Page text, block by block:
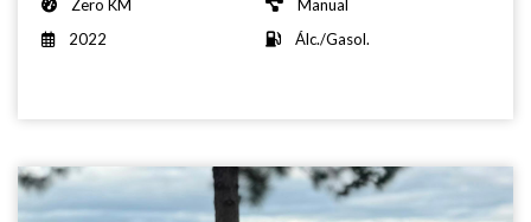
Zero KM
Manual
2022
Álc./Gasol.